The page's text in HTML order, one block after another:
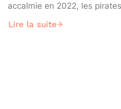
accalmie en 2022, les
ransomwares. En bloquant le
Lire la suite